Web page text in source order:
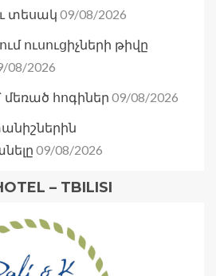
տեսակ 09/08/2026
ուսուցիչների թիվը
08/2026
հոգիներ 09/08/2026
09/08/2026
– TBILISI